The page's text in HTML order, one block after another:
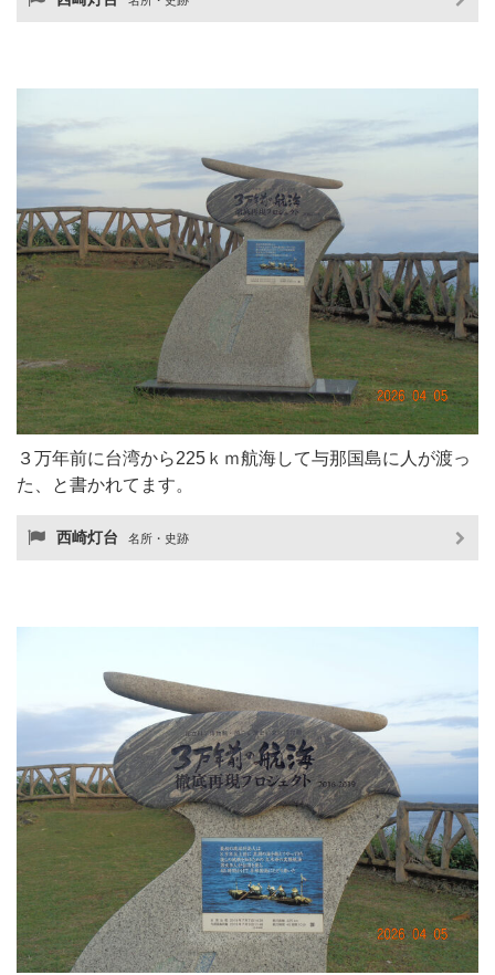
３万年前に台湾から225ｋｍ航海して与那国島に人が渡っ
た、と書かれてます。
西崎灯台 名所・史跡